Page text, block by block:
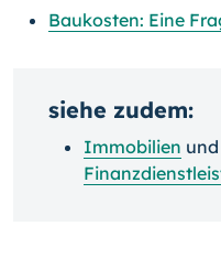
Baukosten: Eine
siehe zudem:
Immobilien und